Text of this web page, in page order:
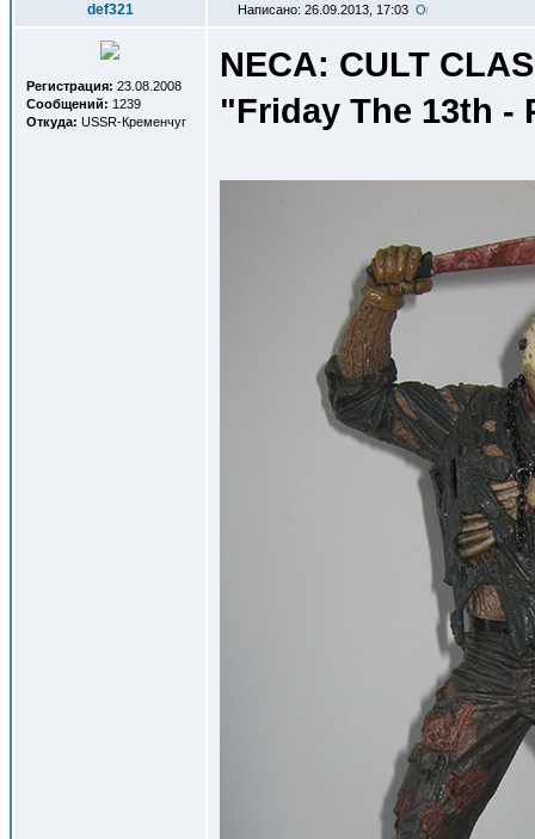
def321 Написано: 26.09.2013, 17:03
Регистрация: 23.08.2008
Сообщений: 1239
Откуда: USSR-Кременчуг
NECA: CULT
"Friday The 13th -